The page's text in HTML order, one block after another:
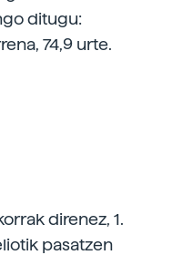
ditugu:
74,9 urte.
direnez, 1.
pasatzen